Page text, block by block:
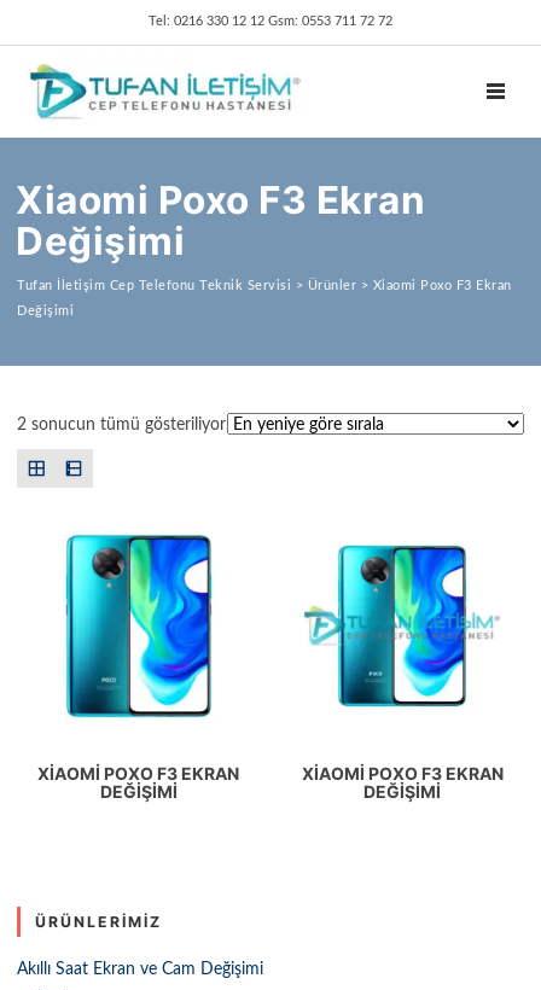
Tel: 0216 330 12 12 Gsm: 0553 711 72 72
Xiaomi Poxo F3 Ekran
Değişimi
Tufan İletişim Cep Telefonu Teknik Servisi > Ürünler > Xiaomi Poxo F3 Ekran
Değişimi
2 sonucun tümü gösteriliyorEn yeniye göre sıralandı
XIAOMI POXO F3 EKRAN
DEĞIŞIMI
XIAOMI POXO F3 EKRAN
DEĞIŞIMI
ÜRÜNLERIMIZ
Akıllı Saat Ekran ve Cam Değişimi